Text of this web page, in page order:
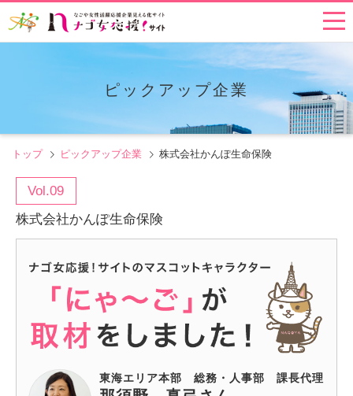
ピックアップ企業
トップ ピックアップ企業 株式会社かんぽ生命保険
Vol.09
株式会社かんぽ生命保険
東海エリア本部 総務・人事部 課長代理